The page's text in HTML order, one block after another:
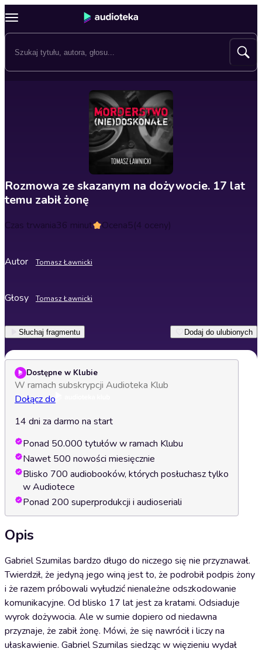
Rozmowa ze skazanym na dożywocie. 17 lat
temu zabił żonę
Czas trwania36 minut Ocena5(4 oceny)
Autor Tomasz Ławnicki
Głosy Tomasz Ławnicki
Słuchaj fragmentu Dodaj do ulubionych
Dostępne w Klubie
W ramach subskrypcji Audioteka Klub
Dołącz do
14 dni za darmo na start
Ponad 50.000 tytułów w ramach Klubu
Nawet 500 nowości miesięcznie
Blisko 700 audiobooków, których posłuchasz tylko
w Audiotece
Ponad 200 superprodukcji i audioseriali
Opis
Gabriel Szumilas bardzo długo do niczego się nie przyznawał.
Twierdził, że jedyną jego winą jest to, że podrobił podpis żony
i że razem próbowali wyłudzić nienależne odszkodowanie
komunikacyjne. Od blisko 17 lat jest za kratami. Odsiaduje
wyrok dożywocia. Ale w sumie dopiero od niedawna
przyznaje, że zabił żonę. Mówi, że się nawrócił i liczy na
ułaskawienie. Gabriel Szumilas siedząc w więzieniu wydał